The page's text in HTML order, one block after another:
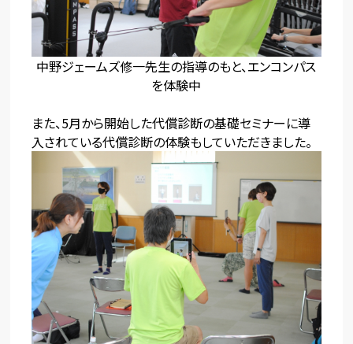
中野ジェームズ修一先生の指導のもと、エンコンパス
を体験中
また、5月から開始した代償診断の基礎セミナーに導
入されている代償診断の体験もしていただきました。